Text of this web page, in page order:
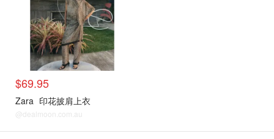
$69.95
Zara 印花披肩上衣
@dealmoon.com.au